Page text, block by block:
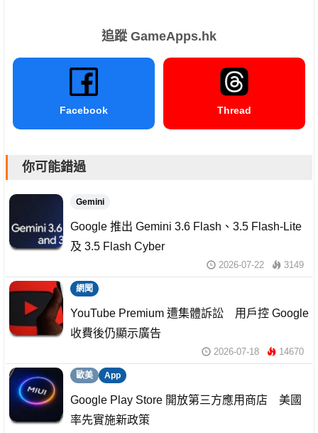
追蹤 GameApps.hk
Facebook Thread
你可能錯過
Gemini
Google 推出 Gemini 3.6 Flash、3.5 Flash-Lite
及 3.5 Flash Cyber
2026-07-22 3149
網聞
YouTube Premium 遭集體訴訟 用戶控 Google
收費後仍顯示廣告
2026-07-18 14670
歐美 App
Google Play Store 開放第三方應用商店 美國
率先實施新政策